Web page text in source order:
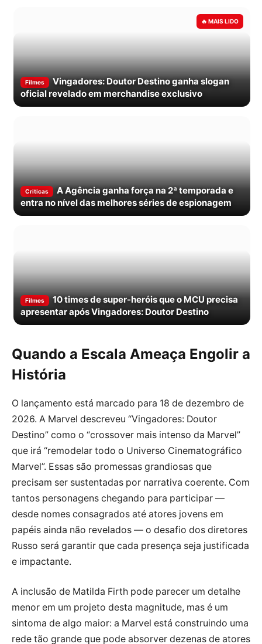
Filmes
Vingadores: Doutor Destino ganha slogan
oficial revelado em merchandise exclusivo
Criticas
A Agência ganha força na 2ª temporada e
entra no nível das melhores séries de espionagem
Filmes
10 times de super-heróis que o MCU precisa
apresentar após Vingadores: Doutor Destino
Quando a Escala Ameaça Engolir a
História
O lançamento está marcado para 18 de dezembro de
2026. A Marvel descreveu “Vingadores: Doutor
Destino” como o “crossover mais intenso da Marvel”
que irá “remodelar todo o Universo Cinematográfico
Marvel”. Essas são promessas grandiosas que
precisam ser sustentadas por narrativa coerente. Com
tantos personagens chegando para participar —
desde nomes consagrados até atores jovens em
papéis ainda não revelados — o desafio dos diretores
Russo será garantir que cada presença seja justificada
e impactante.
A inclusão de Matilda Firth pode parecer um detalhe
menor em um projeto desta magnitude, mas é um
sintoma de algo maior: a Marvel está construindo uma
rede tão grande que pode absorver dezenas de atores